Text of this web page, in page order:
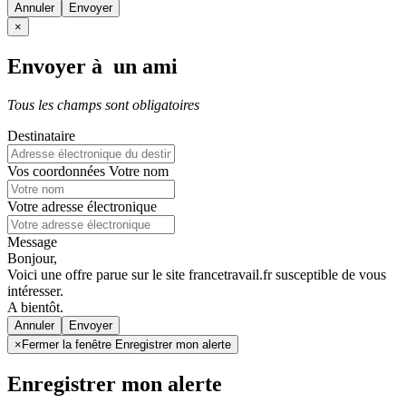
Annuler
×
Envoyer à un ami
Tous les champs sont obligatoires
Destinataire
Vos coordonnées Votre nom
Votre adresse électronique
Message
Bonjour,
Voici une offre parue sur le site francetravail.fr susceptible de vous
intéresser.
A bientôt.
Annuler
× Fermer la fenêtre Enregistrer mon alerte
Enregistrer mon alerte